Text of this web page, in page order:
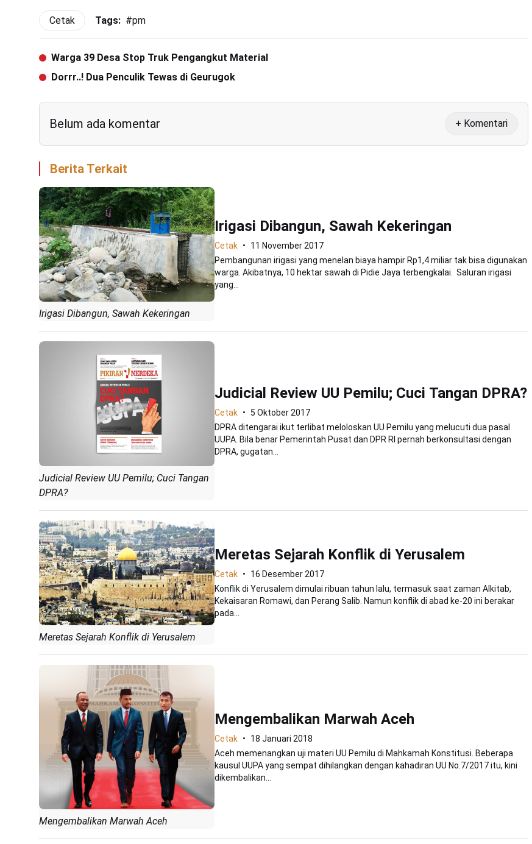
Cetak Tags: #pm
Warga 39 Desa Stop Truk Pengangkut Material
Dorrr..! Dua Penculik Tewas di Geurugok
Belum ada komentar + Komentari
Berita Terkait
Irigasi Dibangun, Sawah Kekeringan
Irigasi Dibangun, Sawah Kekeringan
Cetak
11 November 2017
Pembangunan irigasi yang menelan biaya hampir Rp1,4 miliar tak bisa digunakan
warga. Akibatnya, 10 hektar sawah di Pidie Jaya terbengkalai. Saluran irigasi
yang...
Judicial Review UU Pemilu; Cuci Tangan
DPRA?
Judicial Review UU Pemilu; Cuci Tangan DPRA?
Cetak
5 Oktober 2017
DPRA ditengarai ikut terlibat meloloskan UU Pemilu yang melucuti dua pasal
UUPA. Bila benar Pemerintah Pusat dan DPR RI pernah berkonsultasi dengan
DPRA, gugatan...
Meretas Sejarah Konflik di Yerusalem
Meretas Sejarah Konflik di Yerusalem
Cetak
16 Desember 2017
Konflik di Yerusalem dimulai ribuan tahun lalu, termasuk saat zaman Alkitab,
Kekaisaran Romawi, dan Perang Salib. Namun konflik di abad ke-20 ini berakar
pada...
Mengembalikan Marwah Aceh
Mengembalikan Marwah Aceh
Cetak
18 Januari 2018
Aceh memenangkan uji materi UU Pemilu di Mahkamah Konstitusi. Beberapa
kausul UUPA yang sempat dihilangkan dengan kahadiran UU No.7/2017 itu, kini
dikembalikan...